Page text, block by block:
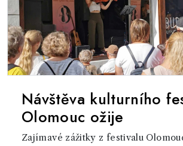
Návštěva kulturního
Olomouc ožije
Zajímavé zážitky z festivalu